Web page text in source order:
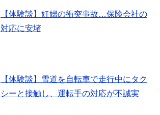
【体験談】妊婦の衝突事故…保険会社の
対応に安堵
【体験談】雪道を自転車で走行中にタク
シーと接触し、運転手の対応が不誠実